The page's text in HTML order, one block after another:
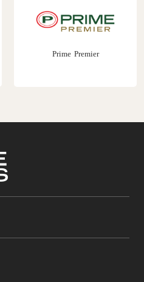
Prime Premier